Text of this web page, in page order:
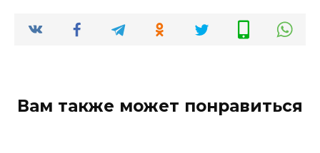
Вам также может понравиться